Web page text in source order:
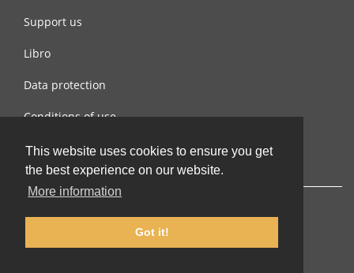
This website uses cookies to ensure you get
the best experience on our website.
More information
Got it!
Support us
Libro
Data protection
Conditions of use
Contact us
© 2002-2026 lernu.net |Impressum